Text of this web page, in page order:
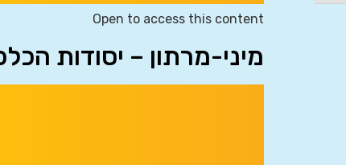
Open to access this content
מיני-מרתון – יסודות